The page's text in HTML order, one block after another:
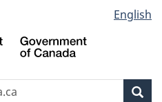
au
contenu
propos
de
la
HTML
simplifiée
English